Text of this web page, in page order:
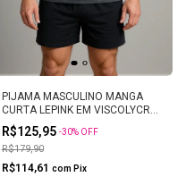
PIJAMA MASCULINO MANGA
CURTA LEPINK EM VISCOLYCRA
LEVI
R$125,95 -30% OFF
R$179,90
R$114,61 com Pix